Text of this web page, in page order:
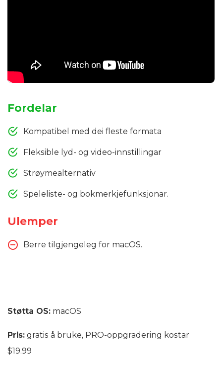
Fordelar
Kompatibel med dei fleste formata
Fleksible lyd- og video-innstillingar
Strøymealternativ
Speleliste- og bokmerkjefunksjonar.
Ulemper
Berre tilgjengeleg for macOS.
Støtta OS: macOS
Pris: gratis å bruke, PRO-oppgradering kostar
$19.99